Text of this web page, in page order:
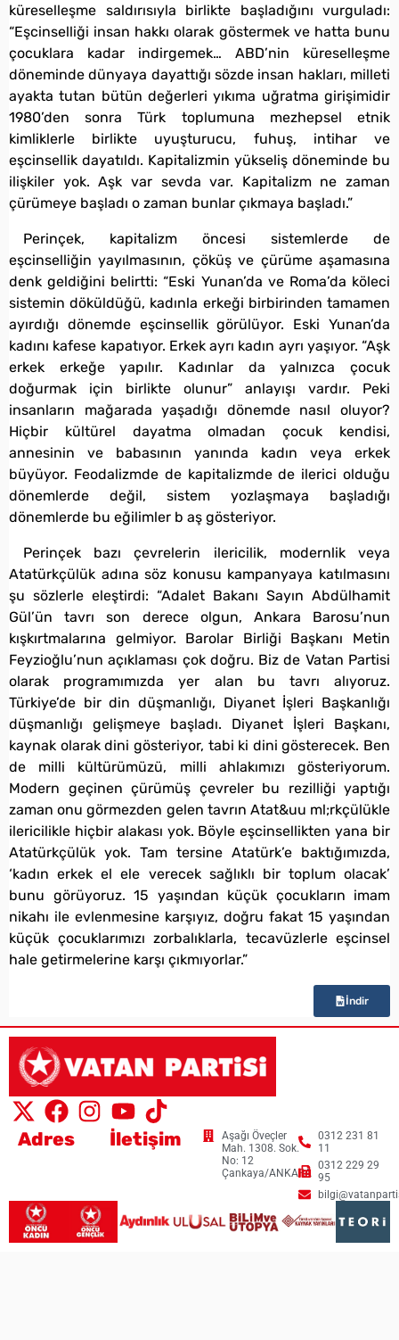
küreselleşme saldırısıyla birlikte başladığını vurguladı:
“Eşcinselliği insan hakkı olarak göstermek ve hatta bunu
çocuklara kadar indirgemek… ABD’nin küreselleşme
döneminde dünyaya dayattığı sözde insan hakları, milleti
ayakta tutan bütün değerleri yıkıma uğratma girişimidir
1980’den sonra Türk toplumuna mezhepsel etnik
kimliklerle birlikte uyuşturucu, fuhuş, intihar ve
eşcinsellik dayatıldı. Kapitalizmin yükseliş döneminde bu
ilişkiler yok. Aşk var sevda var. Kapitalizm ne zaman
çürümeye başladı o zaman bunlar çıkmaya başladı.”
Perinçek, kapitalizm öncesi sistemlerde de
eşcinselliğin yayılmasının, çöküş ve çürüme aşamasına
denk geldiğini belirtti: “Eski Yunan’da ve Roma’da köleci
sistemin döküldüğü, kadınla erkeği birbirinden tamamen
ayırdığı dönemde eşcinsellik görülüyor. Eski Yunan’da
kadını kafese kapatıyor. Erkek ayrı kadın ayrı yaşıyor. “Aşk
erkek erkeğe yapılır. Kadınlar da yalnızca çocuk
doğurmak için birlikte olunur” anlayışı vardır. Peki
insanların mağarada yaşadığı dönemde nasıl oluyor?
Hiçbir kültürel dayatma olmadan çocuk kendisi,
annesinin ve babasının yanında kadın veya erkek
büyüyor. Feodalizmde de kapitalizmde de ilerici olduğu
dönemlerde değil, sistem yozlaşmaya başladığı
dönemlerde bu eğilimler b aş gösteriyor.
Perinçek bazı çevrelerin ilericilik, modernlik veya
Atatürkçülük adına söz konusu kampanyaya katılmasını
şu sözlerle eleştirdi: “Adalet Bakanı Sayın Abdülhamit
Gül’ün tavrı son derece olgun, Ankara Barosu’nun
kışkırtmalarına gelmiyor. Barolar Birliği Başkanı Metin
Feyzioğlu’nun açıklaması çok doğru. Biz de Vatan Partisi
olarak programımızda yer alan bu tavrı alıyoruz.
Türkiye’de bir din düşmanlığı, Diyanet İşleri Başkanlığı
düşmanlığı gelişmeye başladı. Diyanet İşleri Başkanı,
kaynak olarak dini gösteriyor, tabi ki dini gösterecek. Ben
de milli kültürümüzü, milli ahlakımızı gösteriyorum.
Modern geçinen çürümüş çevreler bu rezilliği yaptığı
zaman onu görmezden gelen tavrın Atat&uu ml;rkçülükle
ilericilikle hiçbir alakası yok. Böyle eşcinsellikten yana bir
Atatürkçülük yok. Tam tersine Atatürk’e baktığımızda,
‘kadın erkek el ele verecek sağlıklı bir toplum olacak’
bunu görüyoruz. 15 yaşından küçük çocukların imam
nikahı ile evlenmesine karşıyız, doğru fakat 15 yaşından
küçük çocuklarımızı zorbalıklarla, tecavüzlerle eşcinsel
hale getirmelerine karşı çıkmıyorlar.”
İndir
Adres
Aşağı Öveçler
Mah. 1308. Sok.
No: 12
Çankaya/ANKARA
İletişim
0312 231 81
11
0312 229 29
95